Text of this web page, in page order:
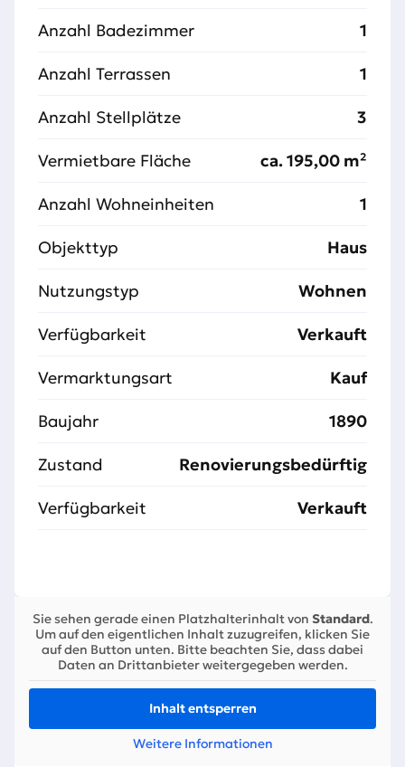
Anzahl Badezimmer 1
Anzahl Terrassen 1
Anzahl Stellplätze 3
Vermietbare Fläche ca. 195,00 m²
Anzahl Wohneinheiten 1
Objekttyp Haus
Nutzungstyp Wohnen
Verfügbarkeit Verkauft
Vermarktungsart Kauf
Baujahr 1890
Zustand Renovierungsbedürftig
Verfügbarkeit Verkauft
Sie sehen gerade einen Platzhalterinhalt von Standard.
Um auf den eigentlichen Inhalt zuzugreifen, klicken Sie
auf den Button unten. Bitte beachten Sie, dass dabei
Daten an Drittanbieter weitergegeben werden.
Inhalt entsperren
Weitere Informationen